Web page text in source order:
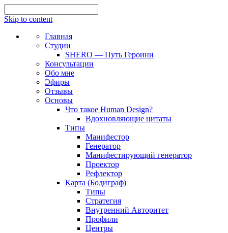
Skip to content
Главная
Студии
SHERO — Путь Героини
Консультации
Обо мне
Эфиры
Отзывы
Основы
Что такое Human Design?
Вдохновляющие цитаты
Типы
Манифестор
Генератор
Манифестирующий генератор
Проектор
Рефлектор
Карта (Бодиграф)
Типы
Стратегия
Внутренний Авторитет
Профили
Центры